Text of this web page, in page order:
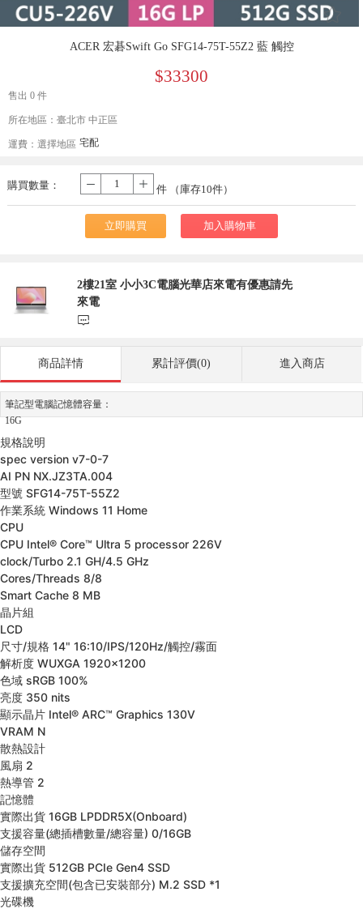
󰄔
ACER 宏碁Swift Go SFG14-75T-55Z2 藍 觸控
$33300
售出 0 件
所在地區：臺北市 中正區
運費： 選擇地區 宅配
購買數量：
- 件 （庫存10件）
立即購買 加入購物車
2樓21室 小小3C電腦光華店來電有優惠請先
來電
󰃨
商品詳情 累計評價(0) 進入商店
筆記型電腦記憶體容量：
16G
規格說明
spec version v7-0-7
AI PN NX.JZ3TA.004
型號 SFG14-75T-55Z2
作業系統 Windows 11 Home
CPU
CPU Intel® Core™ Ultra 5 processor 226V
clock/Turbo 2.1 GH/4.5 GHz
Cores/Threads 8/8
Smart Cache 8 MB
晶片組
LCD
尺寸/規格 14" 16:10/IPS/120Hz/觸控/霧面
解析度 WUXGA 1920x1200
色域 sRGB 100%
亮度 350 nits
顯示晶片 Intel® ARC™ Graphics 130V
VRAM N
散熱設計
風扇 2
熱導管 2
記憶體
實際出貨 16GB LPDDR5X(Onboard)
支援容量(總插槽數量/總容量) 0/16GB
儲存空間
實際出貨 512GB PCIe Gen4 SSD
支援擴充空間(包含已安裝部分) M.2 SSD *1
光碟機